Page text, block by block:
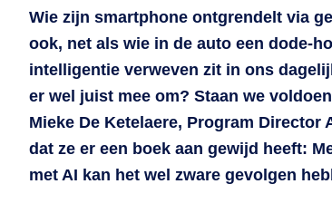
Wie zijn smartphone ontgrendelt via
ook, net als wie in de auto een dode-
intelligentie verweven zit in ons
er wel juist mee om? Staan we
Mieke De Ketelaere, Program
dat ze er een boek aan gewijd heeft:
met AI kan het wel zware gevolgen